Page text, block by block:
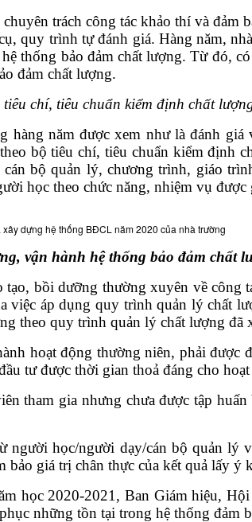
trách công tác khảo thí và
quy trình tự đánh giá. Hàng năm,
thống bảo đảm chất lượng. Từ đó,
đảm chất lượng.
chí, tiêu chuẩn kiểm định chất
năm được xem như là đánh
bộ tiêu chí, tiêu chuẩn kiểm định
bộ quản lý, chương trình, giáo
học theo chức năng, nhiệm vụ
dựng hệ thống BĐCL năm 2020 của nhà trường
hành hệ thống bảo đảm chất
bồi dưỡng thường xuyên về
việc áp dụng quy trình quản lý chất
theo quy trình quản lý chất lượng
hoạt động thường niên, phải
tư được thời gian thoả đáng cho
tham gia nhưng chưa được tập
người học/người dạy/cán bộ quản
giá trị chân thực của kết quả lấy
học 2020-2021, Ban Giám hiệu,
những tồn tại trong hệ thống đảm